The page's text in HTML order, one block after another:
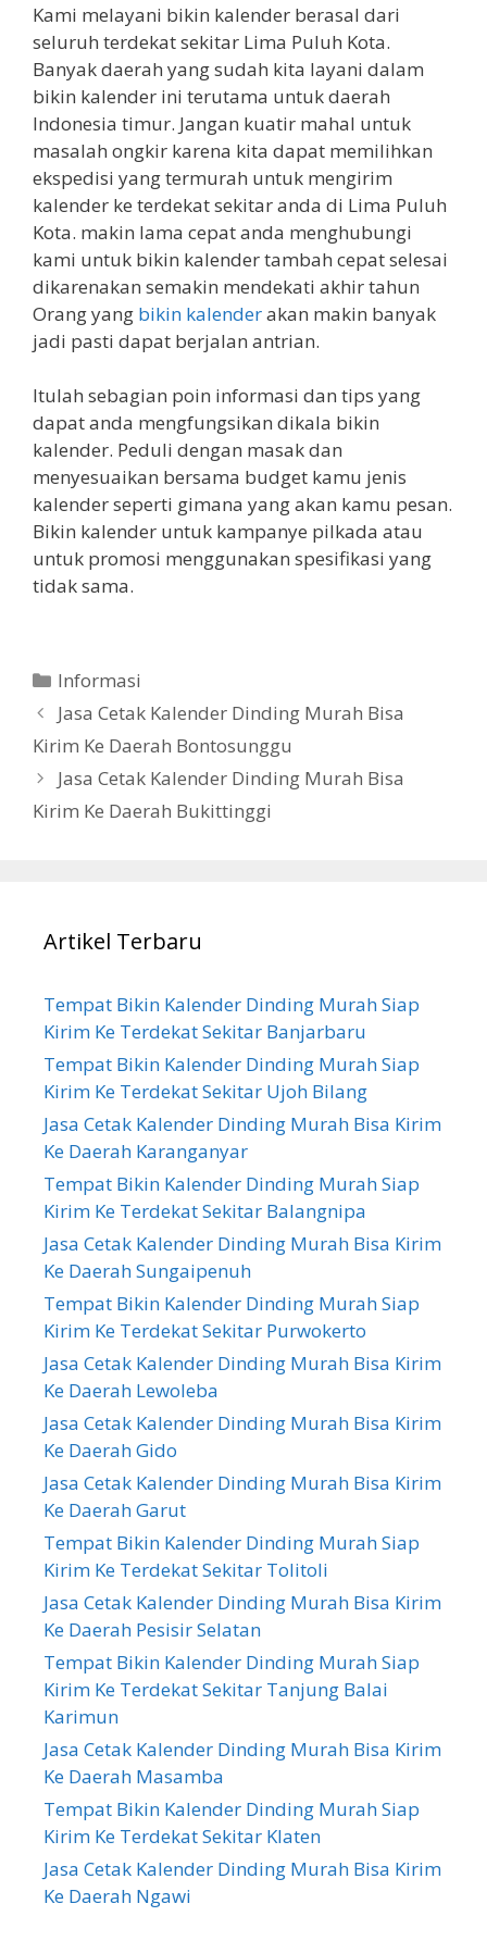
Kami melayani bikin kalender berasal dari
seluruh terdekat sekitar Lima Puluh Kota.
Banyak daerah yang sudah kita layani dalam
bikin kalender ini terutama untuk daerah
Indonesia timur. Jangan kuatir mahal untuk
masalah ongkir karena kita dapat memilihkan
ekspedisi yang termurah untuk mengirim
kalender ke terdekat sekitar anda di Lima Puluh
Kota. makin lama cepat anda menghubungi
kami untuk bikin kalender tambah cepat selesai
dikarenakan semakin mendekati akhir tahun
Orang yang bikin kalenderakan makin banyak
jadi pasti dapat berjalan antrian.
Itulah sebagian poin informasi dan tips yang
dapat anda mengfungsikan dikala bikin
kalender. Peduli dengan masak dan
menyesuaikan bersama budget kamu jenis
kalender seperti gimana yang akan kamu pesan.
Bikin kalender untuk kampanye pilkada atau
untuk promosi menggunakan spesifikasi yang
tidak sama.
Categories
Informasi
Jasa Cetak Kalender Dinding Murah Bisa
Kirim Ke Daerah Bontosunggu
Jasa Cetak Kalender Dinding Murah Bisa
Kirim Ke Daerah Bukittinggi
Artikel Terbaru
Tempat Bikin Kalender Dinding Murah Siap
Kirim Ke Terdekat Sekitar Banjarbaru
Tempat Bikin Kalender Dinding Murah Siap
Kirim Ke Terdekat Sekitar Ujoh Bilang
Jasa Cetak Kalender Dinding Murah Bisa Kirim
Ke Daerah Karanganyar
Tempat Bikin Kalender Dinding Murah Siap
Kirim Ke Terdekat Sekitar Balangnipa
Jasa Cetak Kalender Dinding Murah Bisa Kirim
Ke Daerah Sungaipenuh
Tempat Bikin Kalender Dinding Murah Siap
Kirim Ke Terdekat Sekitar Purwokerto
Jasa Cetak Kalender Dinding Murah Bisa Kirim
Ke Daerah Lewoleba
Jasa Cetak Kalender Dinding Murah Bisa Kirim
Ke Daerah Gido
Jasa Cetak Kalender Dinding Murah Bisa Kirim
Ke Daerah Garut
Tempat Bikin Kalender Dinding Murah Siap
Kirim Ke Terdekat Sekitar Tolitoli
Jasa Cetak Kalender Dinding Murah Bisa Kirim
Ke Daerah Pesisir Selatan
Tempat Bikin Kalender Dinding Murah Siap
Kirim Ke Terdekat Sekitar Tanjung Balai
Karimun
Jasa Cetak Kalender Dinding Murah Bisa Kirim
Ke Daerah Masamba
Tempat Bikin Kalender Dinding Murah Siap
Kirim Ke Terdekat Sekitar Klaten
Jasa Cetak Kalender Dinding Murah Bisa Kirim
Ke Daerah Ngawi